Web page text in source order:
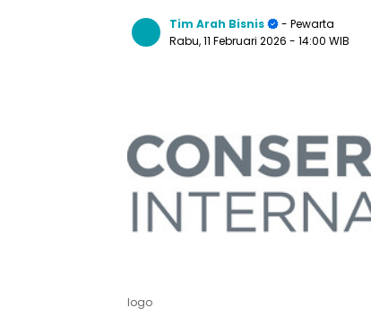
Tim Arah Bisnis
- Pewarta
Rabu, 11 Februari 2026 - 14:00 WIB
logo